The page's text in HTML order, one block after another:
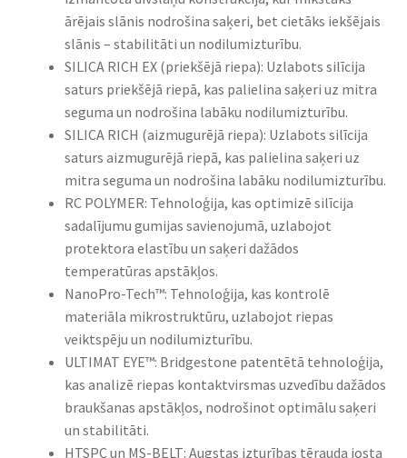
ārējais slānis nodrošina saķeri, bet cietāks iekšējais
slānis – stabilitāti un nodilumizturību.​
SILICA RICH EX (priekšējā riepa): Uzlabots silīcija
saturs priekšējā riepā, kas palielina saķeri uz mitra
seguma un nodrošina labāku nodilumizturību.​
SILICA RICH (aizmugurējā riepa): Uzlabots silīcija
saturs aizmugurējā riepā, kas palielina saķeri uz
mitra seguma un nodrošina labāku nodilumizturību.​
RC POLYMER: Tehnoloģija, kas optimizē silīcija
sadalījumu gumijas savienojumā, uzlabojot
protektora elastību un saķeri dažādos
temperatūras apstākļos.​
NanoPro-Tech™: Tehnoloģija, kas kontrolē
materiāla mikrostruktūru, uzlabojot riepas
veiktspēju un nodilumizturību.​
ULTIMAT EYE™: Bridgestone patentētā tehnoloģija,
kas analizē riepas kontaktvirsmas uzvedību dažādos
braukšanas apstākļos, nodrošinot optimālu saķeri
un stabilitāti.​
HTSPC un MS-BELT: Augstas izturības tērauda josta